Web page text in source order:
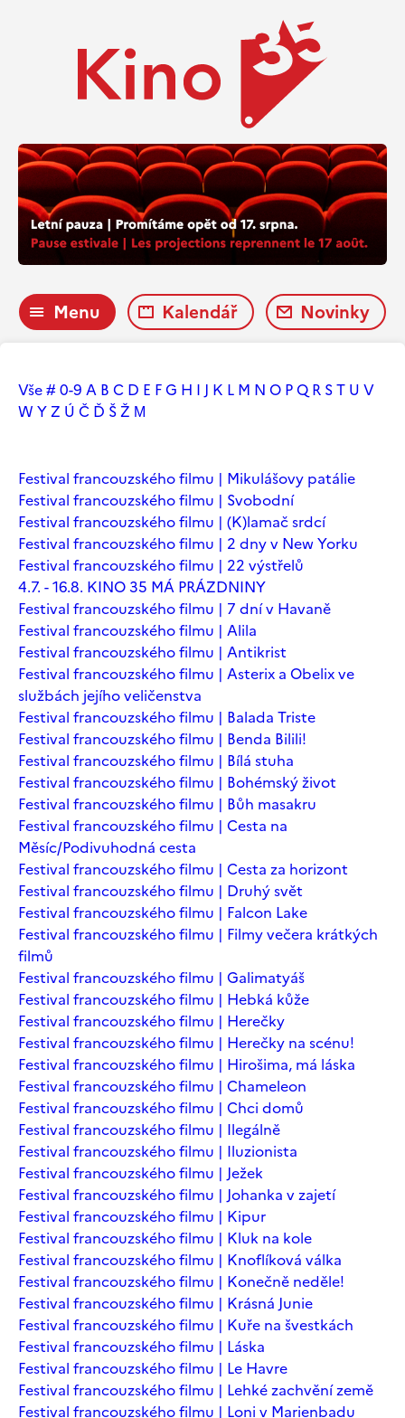
Menu Kalendář Novinky
Vše# 0-9 A B C D E FG H I J K L M N O PQ R ST U V
W YZ Ú Č Ď ŠŽ М
Festival francouzského filmu | Mikulášovy patálie
Festival francouzského filmu | Svobodní
Festival francouzského filmu | (K)lamač srdcí
Festival francouzského filmu | 2 dny v New Yorku
Festival francouzského filmu | 22 výstřelů
4.7. - 16.8. KINO 35 MÁ PRÁZDNINY
Festival francouzského filmu | 7 dní v Havaně
Festival francouzského filmu | Alila
Festival francouzského filmu | Antikrist
Festival francouzského filmu | Asterix a Obelix ve
službách jejího veličenstva
Festival francouzského filmu | Balada Triste
Festival francouzského filmu | Benda Bilili!
Festival francouzského filmu | Bílá stuha
Festival francouzského filmu | Bohémský život
Festival francouzského filmu | Bůh masakru
Festival francouzského filmu | Cesta na
Měsíc/Podivuhodná cesta
Festival francouzského filmu | Cesta za horizont
Festival francouzského filmu | Druhý svět
Festival francouzského filmu | Falcon Lake
Festival francouzského filmu | Filmy večera krátkých
filmů
Festival francouzského filmu | Galimatyáš
Festival francouzského filmu | Hebká kůže
Festival francouzského filmu | Herečky
Festival francouzského filmu | Herečky na scénu!
Festival francouzského filmu | Hirošima, má láska
Festival francouzského filmu | Chameleon
Festival francouzského filmu | Chci domů
Festival francouzského filmu | Ilegálně
Festival francouzského filmu | Iluzionista
Festival francouzského filmu | Ježek
Festival francouzského filmu | Johanka v zajetí
Festival francouzského filmu | Kipur
Festival francouzského filmu | Kluk na kole
Festival francouzského filmu | Knoflíková válka
Festival francouzského filmu | Konečně neděle!
Festival francouzského filmu | Krásná Junie
Festival francouzského filmu | Kuře na švestkách
Festival francouzského filmu | Láska
Festival francouzského filmu | Le Havre
Festival francouzského filmu | Lehké zachvění země
Festival francouzského filmu | Loni v Marienbadu